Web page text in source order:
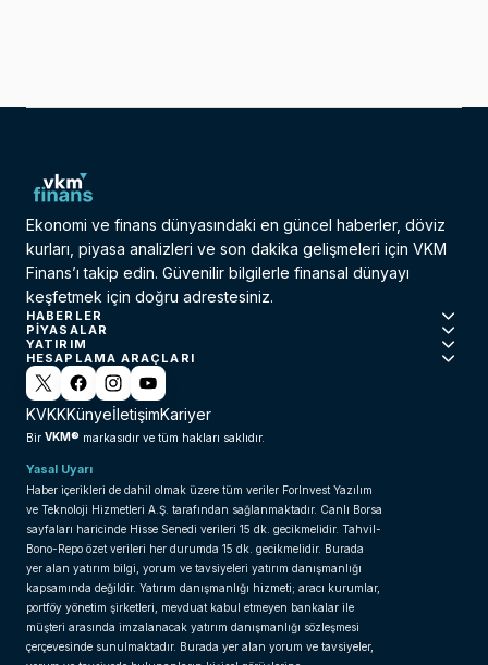
Ekonomi ve finans dünyasındaki en güncel haberler, döviz
kurları, piyasa analizleri ve son dakika gelişmeleri için VKM
Finans’ı takip edin. Güvenilir bilgilerle finansal dünyayı
keşfetmek için doğru adrestesiniz.
HABERLER
PIYASALAR
YATIRIM
HESAPLAMA ARAÇLARI
KVKKKünyeİletişimKariyer
Bir VKM® markasıdır ve tüm hakları saklıdır.
Yasal Uyarı
Haber içerikleri de dahil olmak üzere tüm veriler ForInvest Yazılım
ve Teknoloji Hizmetleri A.Ş. tarafından sağlanmaktadır. Canlı Borsa
sayfaları haricinde Hisse Senedi verileri 15 dk. gecikmelidir. Tahvil-
Bono-Repo özet verileri her durumda 15 dk. gecikmelidir. Burada
yer alan yatırım bilgi, yorum ve tavsiyeleri yatırım danışmanlığı
kapsamında değildir. Yatırım danışmanlığı hizmeti; aracı kurumlar,
portföy yönetim şirketleri, mevduat kabul etmeyen bankalar ile
müşteri arasında imzalanacak yatırım danışmanlığı sözleşmesi
çerçevesinde sunulmaktadır. Burada yer alan yorum ve tavsiyeler,